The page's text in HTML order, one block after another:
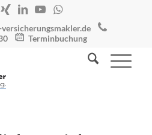
Terminbuchung